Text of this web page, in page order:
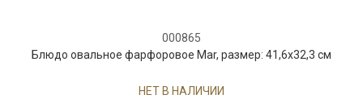
000865
Блюдо овальное фарфоровое Mar, размер: 41,6х32,3 см
НЕТ В НАЛИЧИИ